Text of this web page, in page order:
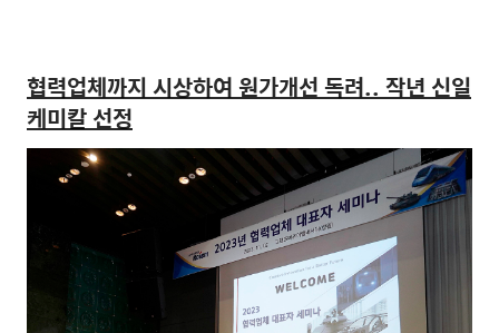
협력업체까지 시상하여 원가개선 독려.. 작년 신일
케미칼 선정